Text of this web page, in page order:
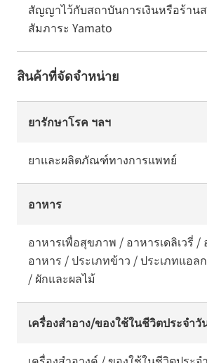
สัญญาไว้กับสถาบันการเงินหรือร้าน
สัมภาระ Yamato
สินค้าที่จัดจำหน่าย
ยารักษาโรค ฯลฯ
ยาและผลิตภัณฑ์ทางการแพทย์
อาหาร
อาหารเพื่อสุขภาพ / อาหารเดลิเวรี่
อาหาร / ประเภทข้าว / ประเภทแอล
/ ผักและผลไม้
เครื่องสำอาง/ของใช้ในชีวิตประจำวั